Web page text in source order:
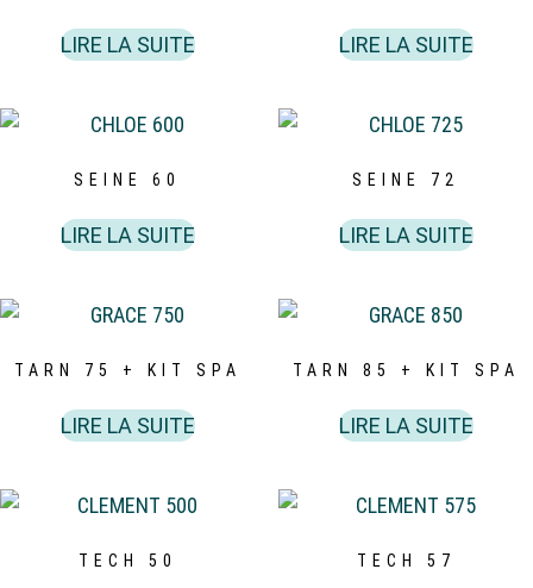
LIRE LA SUITE LIRE LA SUITE
SEINE 60
LIRE LA SUITE
SEINE 72
LIRE LA SUITE
TARN 75 + KIT SPA
LIRE LA SUITE
TARN 85 + KIT SPA
LIRE LA SUITE
TECH 50 TECH 57